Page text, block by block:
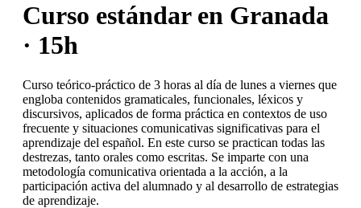
Curso estándar en Granada
· 15h
Curso teórico-práctico de 3 horas al día de lunes a viernes que
engloba contenidos gramaticales, funcionales, léxicos y
discursivos, aplicados de forma práctica en contextos de uso
frecuente y situaciones comunicativas significativas para el
aprendizaje del español. En este curso se practican todas las
destrezas, tanto orales como escritas. Se imparte con una
metodología comunicativa orientada a la acción, a la
participación activa del alumnado y al desarrollo de estrategias
de aprendizaje.